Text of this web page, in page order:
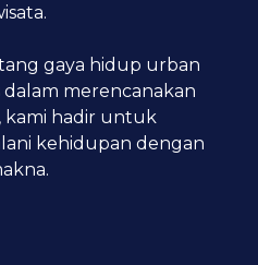
gaya hidup urban
merencanakan
kami hadir untuk
kehidupan dengan